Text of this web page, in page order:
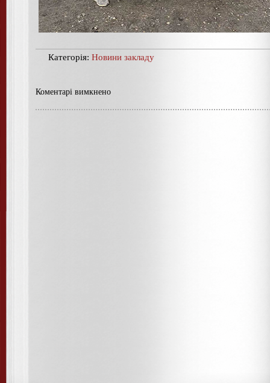
Категорія: Новини закладу
Коментарі вимкнено